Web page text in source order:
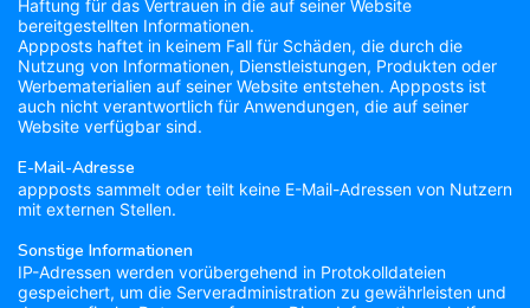
Haftung für das Vertrauen in die auf seiner Website
bereitgestellten Informationen.
Appposts haftet in keinem Fall für Schäden, die durch die
Nutzung von Informationen, Dienstleistungen, Produkten oder
Werbematerialien auf seiner Website entstehen. Appposts ist
auch nicht verantwortlich für Anwendungen, die auf seiner
Website verfügbar sind.
E-Mail-Adresse
appposts sammelt oder teilt keine E-Mail-Adressen von Nutzern
mit externen Stellen.
Sonstige Informationen
IP-Adressen werden vorübergehend in Protokolldateien
gespeichert, um die Serveradministration zu gewährleisten und